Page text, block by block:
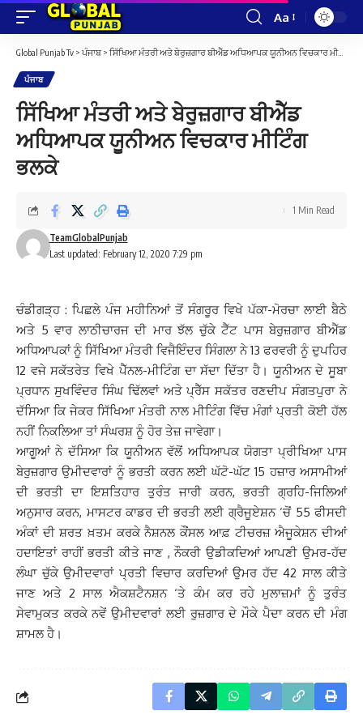
Font
Resizer
Aa
Global Punjab Tv > ਪੰਜਾਬ > ਸਿੱਖਿਆ ਮੰਤਰੀ ਅਤੇ ਬੇਰੁਜ਼ਗਾਰ ਬੀਐੱਡ ਅਧਿਆਪਕ ਯੂਨੀਅਨ ਵਿਚਕਾਰ ਮੀਟਿੰਗ ਭਲਕੇ
ਪੰਜਾਬ
ਸਿੱਖਿਆ ਮੰਤਰੀ ਅਤੇ ਬੇਰੁਜ਼ਗਾਰ ਬੀਐੱਡ
ਅਧਿਆਪਕ ਯੂਨੀਅਨ ਵਿਚਕਾਰ ਮੀਟਿੰਗ
ਭਲਕੇ
Last updated: February 12, 2020 7:29 pm
TeamGlobalPunjab
1 Min Read
ਚੰਡੀਗੜ੍ਹ : ਪਿਛਲੇ ਪੰਜ ਮਹੀਨਿਆਂ ਤੋਂ ਸੰਗਰੂਰ ਵਿਖੇ ਪੱਕਾ-ਮੋਰਚਾ ਲਾਈ ਬੈਠੇ
ਅਤੇ 5 ਵਾਰ ਲਾਠੀਚਾਰਜ ਦੀ ਮਾਰ ਝੱਲ ਚੁੱਕੇ ਟੈੱਟ ਪਾਸ ਬੇਰੁਜ਼ਗਾਰ ਬੀਐੱਡ
ਅਧਿਆਪਕਾਂ ਨੂੰ ਸਿੱਖਿਆ ਮੰਤਰੀ ਵਿਜੈਇੰਦਰ ਸਿੰਗਲਾ ਨੇ 13 ਫਰਵਰੀ ਨੂੰ ਦੁਪਹਿਰ
12 ਵਜੇ ਸਕੱਤਰੇਤ ਵਿਖੇ ਪੈੱਨਲ-ਮੀਟਿੰਗ ਦਾ ਸੱਦਾ ਦਿੱਤਾ ਹੈ। ਯੂਨੀਅਨ ਦੇ ਸੂਬਾ
ਪ੍ਰਧਾਨ ਸੁਖਵਿੰਦਰ ਸਿੰਘ ਢਿੱਲਵਾਂ ਅਤੇ ਪ੍ਰੈੱਸ ਸਕੱਤਰ ਰਣਦੀਪ ਸੰਗਤਪੁਰਾ ਨੇ
ਦੱਸਿਆ ਕਿ ਜੇਕਰ ਸਿੱਖਿਆ ਮੰਤਰੀ ਨਾਲ ਮੀਟਿੰਗ ਵਿੱਚ ਮੰਗਾਂ ਪ੍ਰਤੀ ਕੋਈ ਹੱਲ
ਨਹੀਂ ਨਿਕਲਿਆ ਤਾਂ ਸੰਘਰਸ਼ ਨੂੰ ਹੋਰ ਤੇਜ਼ ਜਾਵੇਗਾ।
ਆਗੂਆਂ ਨੇ ਦੱਸਿਆ ਕਿ ਯੂਨੀਅਨ ਵੱਲੋਂ ਅਧਿਆਪਕ ਯੋਗਤਾ ਪ੍ਰੀਖਿਆ ਪਾਸ
ਬੇਰੁਜ਼ਗਾਰ ਉਮੀਦਵਾਰਾਂ ਨੂੰ ਭਰਤੀ ਕਰਨ ਲਈ ਘੱਟੋ-ਘੱਟ 15 ਹਜ਼ਾਰ ਅਸਾਮੀਆਂ
ਦੀ ਭਰਤੀ ਦਾ ਇਸ਼ਤਿਹਾਰ ਤੁਰੰਤ ਜਾਰੀ ਕਰਨ, ਭਰਤੀ ਗ੍ਰਹਿ-ਜਿਲਿਆਂ
ਅਨੁਸਾਰ ਕਰਨ, ਮਾਸਟਰ ਕਾਡਰ ਦੀ ਭਰਤੀ ਲਈ ਗ੍ਰੈਜੂਏਸ਼ਨ ‘ਚੋਂ 55 ਫੀਸਦੀ
ਅੰਕਾਂ ਦੀ ਸ਼ਰਤ ਖ਼ਤਮ ਕਰਕੇ ਨੈਸ਼ਨਲ ਕੌਂਸਲ ਆਫ਼ ਟੀਚਰਜ਼ ਐਜੂਕੇਸ਼ਨ ਦੀਆਂ
ਹਦਾਇਤਾਂ ਰਾਹੀਂ ਭਰਤੀ ਕੀਤੇ ਜਾਣ , ਨੌਕਰੀ ਉਡੀਕਦਿਆਂ ਆਪਣੀ ਉਮਰ-ਹੱਦ
ਲੰਘਾ ਚੁੱਕੇ ਉਮੀਦਵਾਰਾਂ ਪ੍ਰਤੀ ਵਿਚਾਰ ਕਰਦਿਆਂ ਉਮਰ ਹੱਦ 42 ਸਾਲ ਕੀਤੇ
ਜਾਣ ਅਤੇ 2 ਸਾਲ ਐਕਸ਼ਟੈਨਸ਼ਨ ‘ਤੇ ਕੰਮ ਕਰ ਰਹੇ ਮੁਲਾਜ਼ਮਾਂ ਨੂੰ ਤੁਰੰਤ
ਸੇਵਾਮੁਕਤ ਕਰਕੇ ਨਵੇਂ ਉਮੀਦਵਾਰਾਂ ਲਈ ਰੁਜ਼ਗਾਰ ਦੇ ਮੌਕੇ ਪੈਦਾ ਕਰਨ ਦੀ ਮੰਗ
ਸ਼ਾਮਲ ਹੈ।